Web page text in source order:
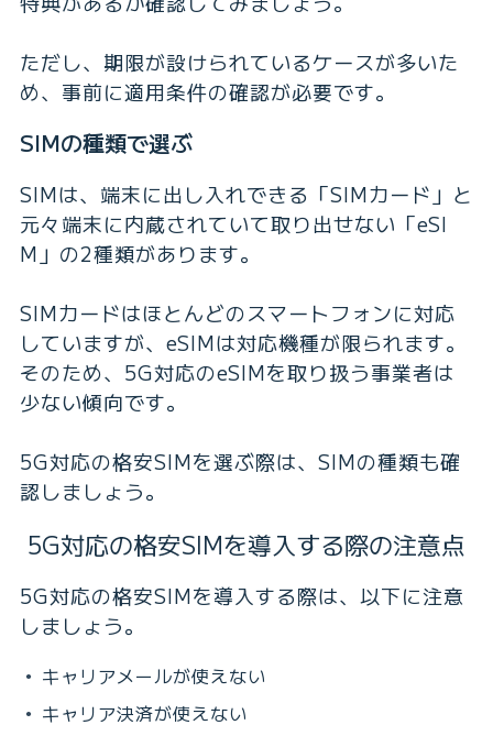
ただし、期限が設けられているケースが多いた
め、事前に適用条件の確認が必要です。
SIMの種類で選ぶ
SIMは、端末に出し入れできる「SIMカード」と
元々端末に内蔵されていて取り出せない「eSI
M」の2種類があります。
SIMカードはほとんどのスマートフォンに対応
していますが、eSIMは対応機種が限られます。
そのため、5G対応のeSIMを取り扱う事業者は
少ない傾向です。
5G対応の格安SIMを選ぶ際は、SIMの種類も確
認しましょう。
5G対応の格安SIMを導入する際の注意点
5G対応の格安SIMを導入する際は、以下に注意
しましょう。
キャリアメールが使えない
キャリア決済が使えない